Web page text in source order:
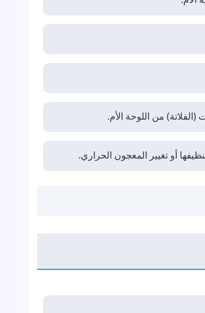
(الفلاتة) من اللوحة الأم.
أو تغيير المعجون الحراري.